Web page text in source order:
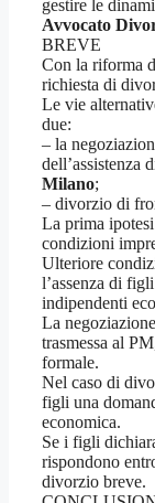
gestire le
Avvocato
BREVE
Con la riforma
richiesta di
Le vie
due:
– la
dell’assistenza
Milano;
– divorzio di
La prima
condizioni
Ulteriore
l’assenza di
indipendenti
La
trasmessa al
formale.
Nel caso di
figli una
economica.
Se i figli
rispondono
divorzio breve.